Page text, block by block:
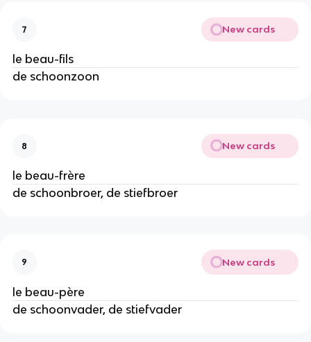
7 New cards
le beau-fils
de schoonzoon
8 New cards
le beau-frère
de schoonbroer, de stiefbroer
9 New cards
le beau-père
de schoonvader, de stiefvader